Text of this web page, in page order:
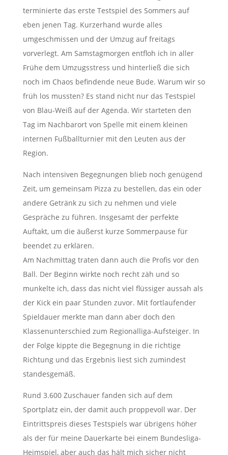
terminierte das erste Testspiel des Sommers auf
eben jenen Tag. Kurzerhand wurde alles
umgeschmissen und der Umzug auf freitags
vorverlegt. Am Samstagmorgen entfloh ich in aller
Frühe dem Umzugsstress und hinterließ die sich
noch im Chaos befindende neue Bude. Warum wir so
früh los mussten? Es stand nicht nur das Testspiel
von Blau-Weiß auf der Agenda. Wir starteten den
Tag im Nachbarort von Spelle mit einem kleinen
internen Fußballturnier mit den Leuten aus der
Region.
Nach intensiven Begegnungen blieb noch genügend
Zeit, um gemeinsam Pizza zu bestellen, das ein oder
andere Getränk zu sich zu nehmen und viele
Gespräche zu führen. Insgesamt der perfekte
Auftakt, um die äußerst kurze Sommerpause für
beendet zu erklären.
Am Nachmittag traten dann auch die Profis vor den
Ball. Der Beginn wirkte noch recht zäh und so
munkelte ich, dass das nicht viel flüssiger aussah als
der Kick ein paar Stunden zuvor. Mit fortlaufender
Spieldauer merkte man dann aber doch den
Klassenunterschied zum Regionalliga-Aufsteiger. In
der Folge kippte die Begegnung in die richtige
Richtung und das Ergebnis liest sich zumindest
standesgemäß.
Rund 3.600 Zuschauer fanden sich auf dem
Sportplatz ein, der damit auch proppevoll war. Der
Eintrittspreis dieses Testspiels war übrigens höher
als der für meine Dauerkarte bei einem Bundesliga-
Heimspiel, aber auch das hält mich sicher nicht